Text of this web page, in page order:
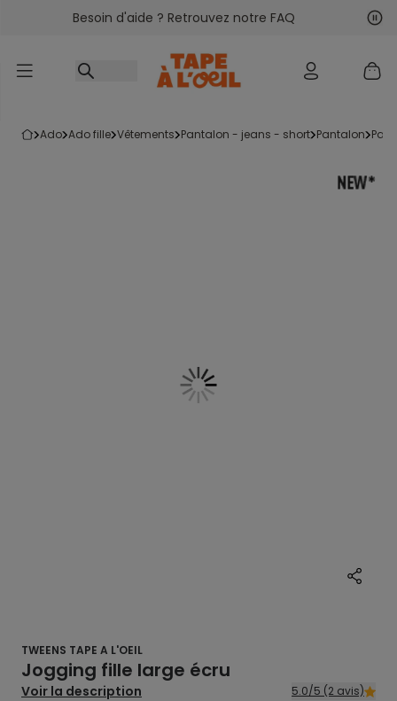
Accéder au contenu
Besoin d'aide ? Retrouvez notre FAQ
ado ado fille vêtements pantalon - jeans - short pantalon
TWEENS TAPE A L'OEIL
Jogging fille large écru
Voir la description 5.0/5 (2 avis)